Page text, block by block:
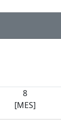
8
[MES]